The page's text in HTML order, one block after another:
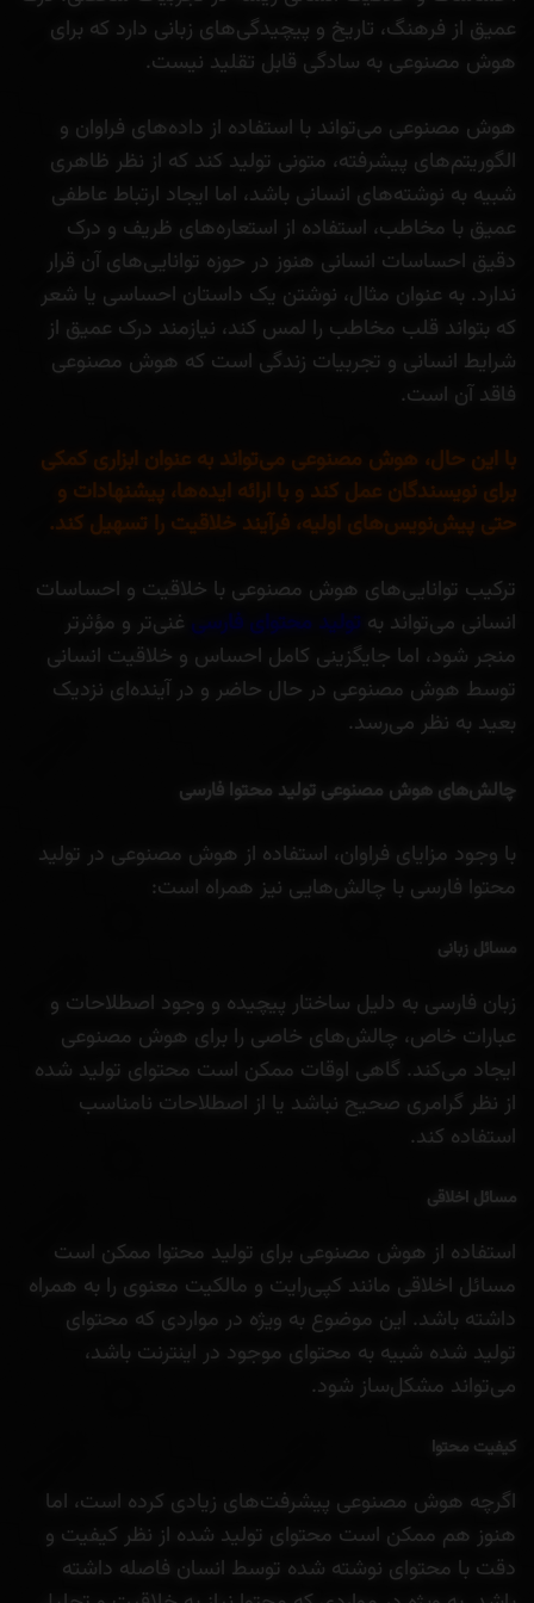
عمیق از فرهنگ، تاریخ و پیچیدگی‌های زبانی دارد که برای
هوش مصنوعی به سادگی قابل تقلید نیست.
هوش مصنوعی می‌تواند با استفاده از داده‌های فراوان و
الگوریتم‌های پیشرفته، متونی تولید کند که از نظر ظاهری
شبیه به نوشته‌های انسانی باشد، اما ایجاد ارتباط عاطفی
عمیق با مخاطب، استفاده از استعاره‌های ظریف و درک
دقیق احساسات انسانی هنوز در حوزه توانایی‌های آن قرار
ندارد. به عنوان مثال، نوشتن یک داستان احساسی یا شعر
که بتواند قلب مخاطب را لمس کند، نیازمند درک عمیق از
شرایط انسانی و تجربیات زندگی است که هوش مصنوعی
فاقد آن است.
با این حال، هوش مصنوعی می‌تواند به عنوان ابزاری کمکی
برای نویسندگان عمل کند و با ارائه ایده‌ها، پیشنهادات و
حتی پیش‌نویس‌های اولیه، فرآیند خلاقیت را تسهیل کند.
ترکیب توانایی‌های هوش مصنوعی با خلاقیت و احساسات
انسانی می‌تواند به تولید محتوای فارسی غنی‌تر و مؤثرتر
منجر شود، اما جایگزینی کامل احساس و خلاقیت انسانی
توسط هوش مصنوعی در حال حاضر و در آینده‌ای نزدیک
بعید به نظر می‌رسد.
چالش‌های هوش مصنوعی تولید محتوا فارسی
با وجود مزایای فراوان، استفاده از هوش مصنوعی در تولید
محتوا فارسی با چالش‌هایی نیز همراه است:
مسائل زبانی
زبان فارسی به دلیل ساختار پیچیده و وجود اصطلاحات و
عبارات خاص، چالش‌های خاصی را برای هوش مصنوعی
ایجاد می‌کند. گاهی اوقات ممکن است محتوای تولید شده
از نظر گرامری صحیح نباشد یا از اصطلاحات نامناسب
استفاده کند.
مسائل اخلاقی
استفاده از هوش مصنوعی برای تولید محتوا ممکن است
مسائل اخلاقی مانند کپی‌رایت و مالکیت معنوی را به همراه
داشته باشد. این موضوع به ویژه در مواردی که محتوای
تولید شده شبیه به محتوای موجود در اینترنت باشد،
می‌تواند مشکل‌ساز شود.
کیفیت محتوا
اگرچه هوش مصنوعی پیشرفت‌های زیادی کرده است، اما
هنوز هم ممکن است محتوای تولید شده از نظر کیفیت و
دقت با محتوای نوشته شده توسط انسان فاصله داشته